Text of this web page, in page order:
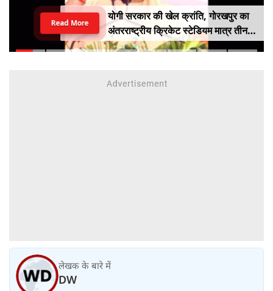
योगी सरकार की खेल क्रांति, गोरखपुर का
अंतरराष्ट्रीय क्रिकेट स्टेडियम मात्र तीन
महीने में लगभग 20% तैयार
Read More
लेखक के बारे में
DW